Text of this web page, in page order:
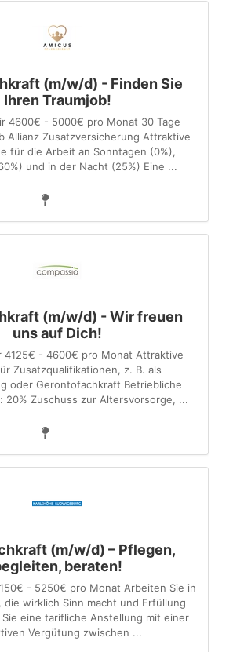
(m/w/d) - Finden Sie
Ihren Traumjob!
4600€ - 5000€ pro Monat 30 Tage
Allianz Zusatzversicherung Attraktive
für die Arbeit an Sonntagen (0%),
und in der Nacht (25%) Eine ...
(m/w/d) - Wir freuen
uns auf Dich!
4125€ - 4600€ pro Monat Attraktive
Zusatzqualifikationen, z. B. als
oder Gerontofachkraft Betriebliche
20% Zuschuss zur Altersvorsorge, ...
(m/w/d) – Pflegen,
beraten!
- 5250€ pro Monat Arbeiten Sie in
die wirklich Sinn macht und Erfüllung
eine tarifliche Anstellung mit einer
Vergütung zwischen ...